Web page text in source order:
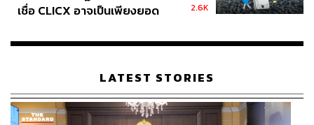
เชื่อ CLICX อาจเป็นเพียงยอด
เรือนไทยที่ถูกซุกไว้
2.6K
LATEST STORIES